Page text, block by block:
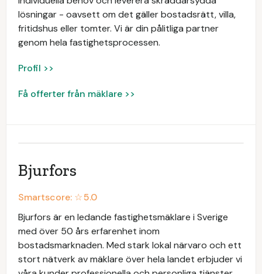
lösningar - oavsett om det gäller bostadsrätt, villa,
fritidshus eller tomter. Vi är din pålitliga partner
genom hela fastighetsprocessen.
Profil >>
Få offerter från mäklare >>
Bjurfors
Smartscore: ☆5.0
Bjurfors är en ledande fastighetsmäklare i Sverige
med över 50 års erfarenhet inom
bostadsmarknaden. Med stark lokal närvaro och ett
stort nätverk av mäklare över hela landet erbjuder vi